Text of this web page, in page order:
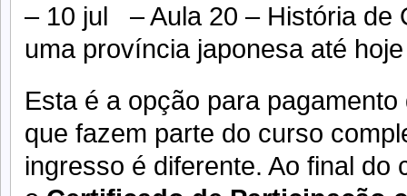
– 10 jul – Aula 20 – História de
uma província japonesa até hoje
Esta é a opção para
que fazem parte do curso
ingresso é diferente. Ao final do